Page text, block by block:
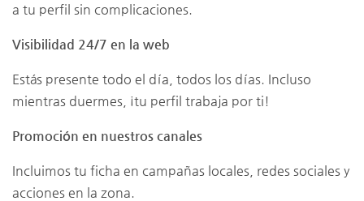
a tu perfil sin complicaciones.
Visibilidad 24/7 en la web
Estás presente todo el día, todos los días. Incluso
mientras duermes, ¡tu perfil trabaja por ti!
Promoción en nuestros canales
Incluimos tu ficha en campañas locales, redes sociales y
acciones en la zona.